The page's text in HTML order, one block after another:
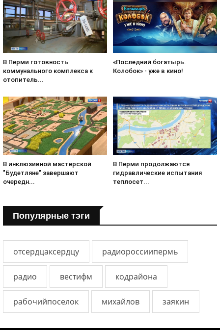
В Перми готовность
коммунального комплекса к
отопитель...
«Последний богатырь.
Колобок» - уже в кино!
В инклюзивной мастерской
"Будетляне" завершают
очередн...
В Перми продолжаются
гидравлические испытания
теплосет...
Популярные тэги
отсердцаксердцу радиороссиипермь
радио вестифм кодрайона
рабочийпоселок михайлов заякин